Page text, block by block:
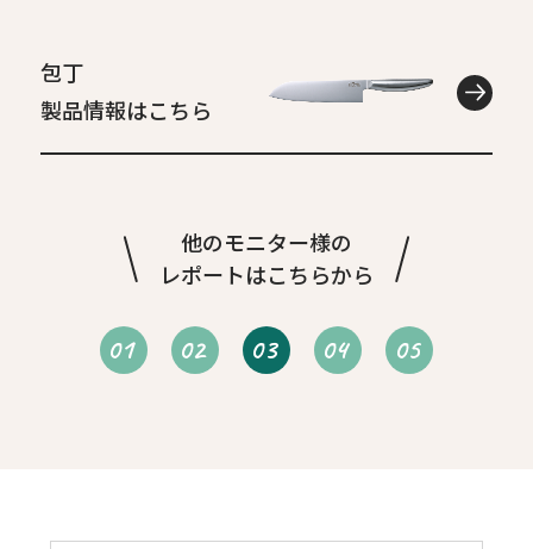
包丁
製品情報はこちら
他のモニター様の
レポートはこちらから
01 02 03 04 05